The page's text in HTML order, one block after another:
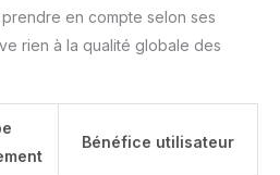
prendre en compte selon ses
rien à la qualité globale des
Bénéfice utilisateur